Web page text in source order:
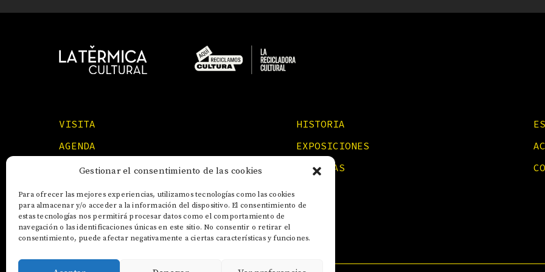
Gestionar el consentimiento de las cookies
Para ofrecer las mejores experiencias, utilizamos tecnologías como las cookies
para almacenar y/o acceder a la información del dispositivo. El consentimiento de
estas tecnologías nos permitirá procesar datos como el comportamiento de
navegación o las identificaciones únicas en este sitio. No consentir o retirar el
consentimiento, puede afectar negativamente a ciertas características y funciones.
VISITA HISTORIA
AGENDA
EXPOSICIONES
FORMACIONES
NOTICIAS